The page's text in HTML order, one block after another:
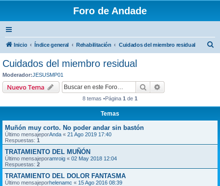
Foro de Andade
Inicio Índice general Rehabilitación Cuidados del miembro residual
Cuidados del miembro residual
Moderador:JESUSMP01
Nuevo Tema Buscar
8 temas •Página 1 de 1
Temas
Muñón muy corto. No poder andar sin bastón
Último mensajeporAnda « 21 Ago 2019 17:40
Respuestas: 1
TRATAMIENTO DEL MUÑÓN
Último mensajeporamroig « 02 May 2018 12:04
Respuestas: 2
TRATAMIENTO DEL DOLOR FANTASMA
Último mensajeporhelenamc « 15 Ago 2016 08:39